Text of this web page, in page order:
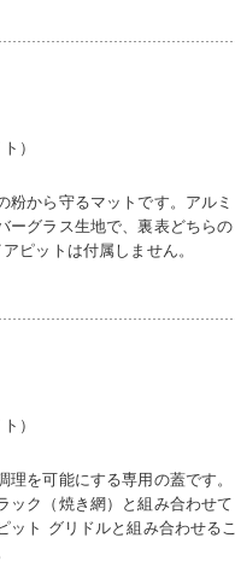
）
から守るマットです。アルミ
ーグラス生地で、裏表どちらの
ピットは付属しません。
）
を可能にする専用の蓋です。
ック（焼き網）と組み合わせて
ット グリドルと組み合わせるこ